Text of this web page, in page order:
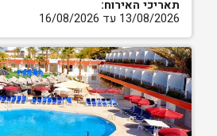
תאריכי האירוח:
13/08/2026 עד 16/08/2026